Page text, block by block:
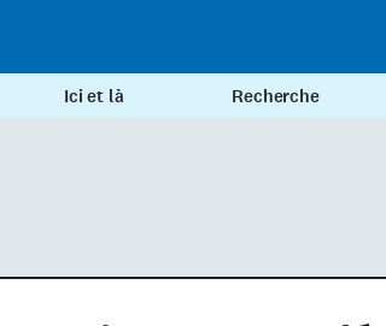
Ici et là Recherche